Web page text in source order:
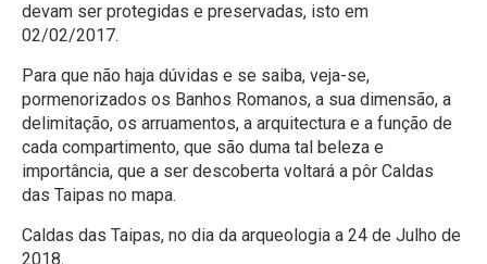
devam ser protegidas e preservadas, isto em
02/02/2017.
Para que não haja dúvidas e se saiba, veja-se,
pormenorizados os Banhos Romanos, a sua dimensão, a
delimitação, os arruamentos, a arquitectura e a função de
cada compartimento, que são duma tal beleza e
importância, que a ser descoberta voltará a pôr Caldas
das Taipas no mapa.
Caldas das Taipas, no dia da arqueologia a 24 de Julho de
2018.